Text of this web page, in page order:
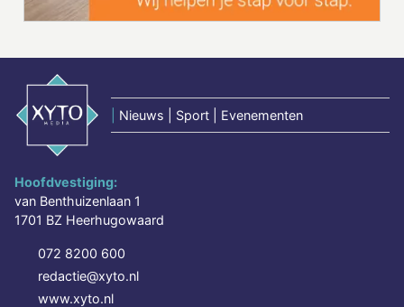
Nieuws | Sport | Evenementen
Hoofdvestiging:
van Benthuizenlaan 1
1701 BZ Heerhugowaard
072 8200 600
redactie@xyto.nl
www.xyto.nl